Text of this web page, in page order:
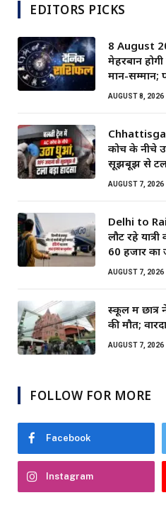
EDITORS PICKS
8 August
मेहरबान
मान-सम्मान;
AUGUST 8, 2026
कोच के नीचे
सूझबूझ से टला
AUGUST 7, 2026
Delhi to
लौट रहे
60 हजार का
AUGUST 7, 2026
स्कूल में छात्र
की मौत;
AUGUST 7, 2026
FOLLOW FOR MORE
Facebook
Instagram